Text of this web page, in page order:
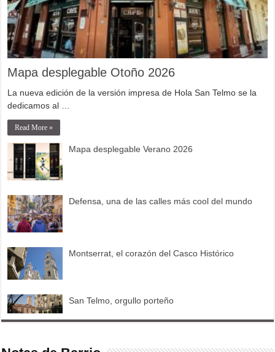
Mapa desplegable Otoño 2026
La nueva edición de la versión impresa de Hola San Telmo se la
dedicamos al …
Read More »
Mapa desplegable Verano 2026
Defensa, una de las calles más cool del mundo
Montserrat, el corazón del Casco Histórico
San Telmo, orgullo porteño